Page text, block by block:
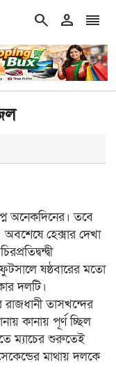
search person reorder
না পারলে
অনেকদিনের। তবে
হেক্সার দেখা
ষষ্ঠবারের মতো
দলটি।
তাসখন্দের
কানায় পূর্ণ চ্ছিল
ম্যাচের শুরুতেই
মাথায় দলকে